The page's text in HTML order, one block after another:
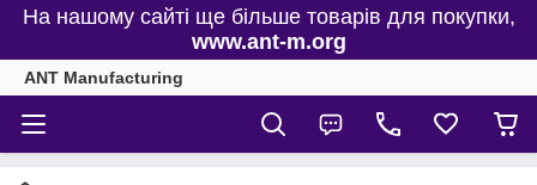
На нашому сайті ще більше товарів для покупки,
www.ant-m.org
ANT Manufacturing